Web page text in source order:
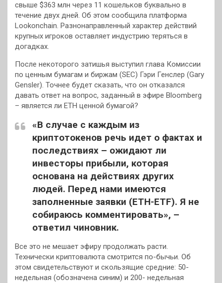
свыше $363 млн через 11 кошельков буквально в
течение двух дней. Об этом сообщила платформа
Lookonchain. Разнонаправленный характер действий
крупных игроков оставляет индустрию теряться в
догадках.
После некоторого затишья выступил глава Комиссии
по ценным бумагам и биржам (SEC) Гэри Генслер (Gary
Gensler). Точнее будет сказать, что он отказался
давать ответ на вопрос, заданный в эфире Bloomberg
– является ли ETH ценной бумагой?
«В случае с каждым из
криптотокенов речь идет о фактах и
последствиях – ожидают ли
инвесторы прибыли, которая
основана на действиях других
людей. Перед нами имеются
заполненные заявки (ETH-ETF). Я не
собираюсь комментировать», –
ответил чиновник.
Все это не мешает эфиру продолжать расти.
Технически криптовалюта смотрится по-бычьи. Об
этом свидетельствуют и скользящие средние: 50-
недельная (обозначена синим) и 200- недельная